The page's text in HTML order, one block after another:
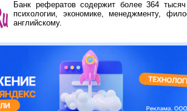
Банк рефератов содержит более 364
психологии, экономике, менеджменту,
английскому.